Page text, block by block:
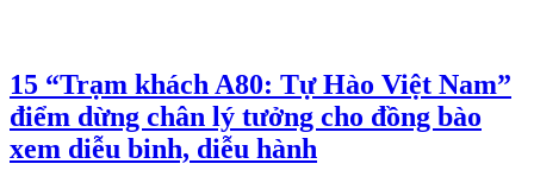
15 “Trạm khách A80: Tự Hào Việt Nam”
điểm dừng chân lý tưởng cho đồng bào
xem diễu binh, diễu hành